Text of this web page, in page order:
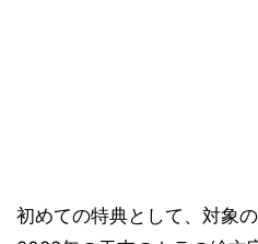
初めての特典として、対象